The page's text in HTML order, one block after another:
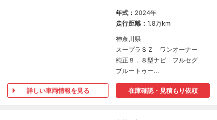
年式： 2024年
走行距離： 1.8万km
神奈川県
スープラＳＺ ワンオーナー
純正８．８型ナビ フルセグ
ブルートゥー...
詳しい車両情報を見る 在庫確認・見積もり依頼